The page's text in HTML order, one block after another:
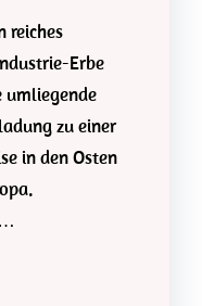
reiches
Erbe
umliegende
zu einer
in den Osten